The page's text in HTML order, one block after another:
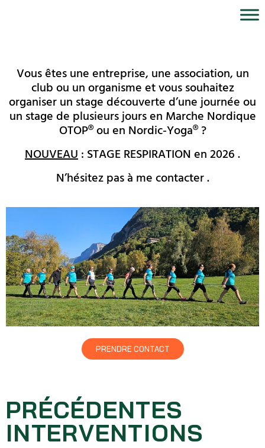
Vous êtes une entreprise, une association, un
club ou un organisme et vous souhaitez
organiser un stage découverte d’une journée ou
un stage de plusieurs jours en Marche Nordique
OTOP® ou en Nordic-Yoga® ?
NOUVEAU: STAGE RESPIRATION en 2026 .
N’hésitez pas à me contacter .
PRENDRE CONTACT
PRÉCÉDENTES
INTERVENTIONS